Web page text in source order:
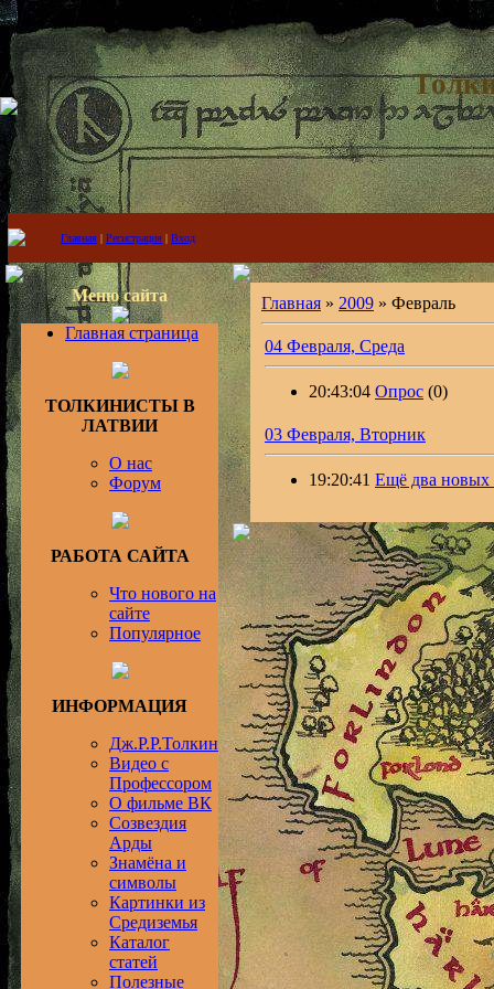
Главная | Регистрация | Вход
Меню сайта
Главная страница
ТОЛКИНИСТЫ В
ЛАТВИИ
О нас
Форум
РАБОТА САЙТА
Что нового на
сайте
Популярное
ИНФОРМАЦИЯ
Дж.Р.Р.Толкин
Видео с
Профессором
О фильме ВК
Созвездия
Арды
Знамёна и
символы
Картинки из
Средиземья
Каталог
статей
Полезные
Главная » 2009 » Февраль
04 Февраля, Среда
20:43:04 Опрос (0)
03 Февраля, Вторник
19:20:41 Ещё два новых